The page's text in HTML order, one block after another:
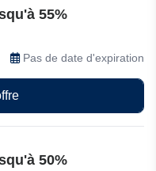
55%
sur une sélection de
Pas de date d'expiration
50%